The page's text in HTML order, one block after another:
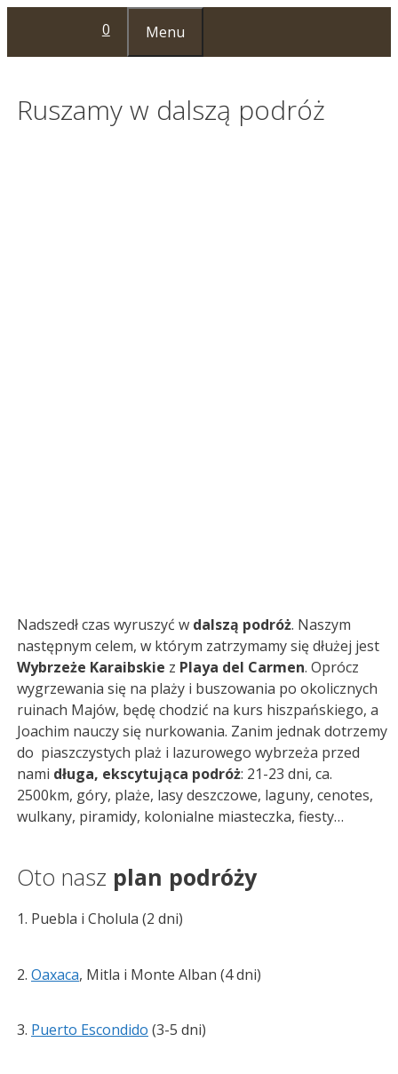
treści
0 Menu
Ruszamy w dalszą podróż
Nadszedł czas wyruszyć w dalszą podróż. Naszym
następnym celem, w którym zatrzymamy się dłużej jest
Wybrzeże Karaibskie z Playa del Carmen. Oprócz
wygrzewania się na plaży i buszowania po okolicznych
ruinach Majów, będę chodzić na kurs hiszpańskiego, a
Joachim nauczy się nurkowania. Zanim jednak dotrzemy
do piaszczystych plaż i lazurowego wybrzeża przed
nami długa, ekscytująca podróż: 21-23 dni, ca.
2500km, góry, plaże, lasy deszczowe, laguny, cenotes,
wulkany, piramidy, kolonialne miasteczka, fiesty…
Oto nasz plan podróży
1. Puebla i Cholula (2 dni)
2. Oaxaca, Mitla i Monte Alban (4 dni)
3. Puerto Escondido (3-5 dni)